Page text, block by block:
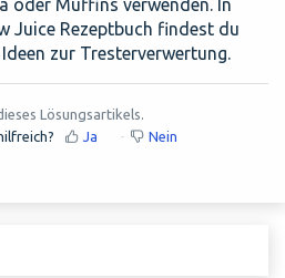
oder Muffins verwenden. In
Juice Rezeptbuch findest du
zur Tresterverwertung.
Lösungsartikels.
Ja Nein